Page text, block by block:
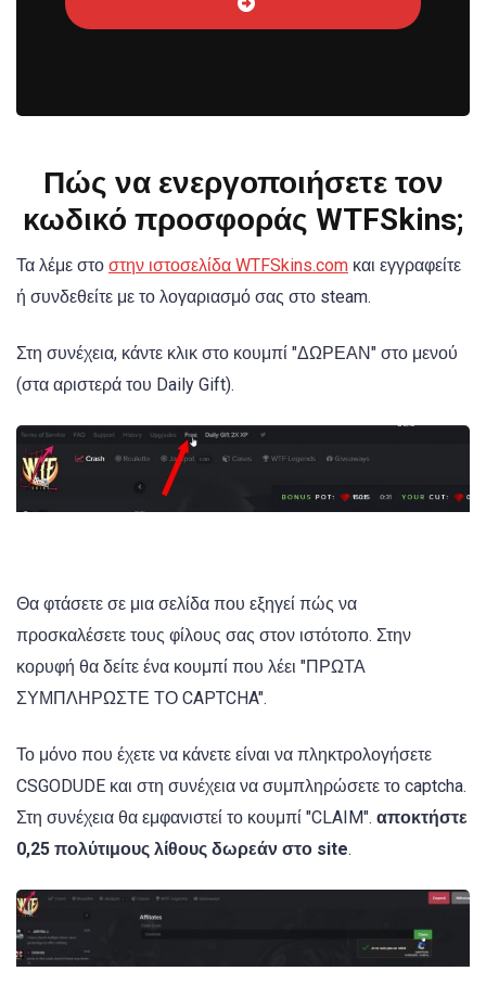
Πώς να ενεργοποιήσετε τον
κωδικό προσφοράς WTFSkins;
Τα λέμε στο στην ιστοσελίδα WTFSkins.com και εγγραφείτε
ή συνδεθείτε με το λογαριασμό σας στο steam.
Στη συνέχεια, κάντε κλικ στο κουμπί "ΔΩΡΕΑΝ" στο μενού
(στα αριστερά του Daily Gift).
Θα φτάσετε σε μια σελίδα που εξηγεί πώς να
προσκαλέσετε τους φίλους σας στον ιστότοπο. Στην
κορυφή θα δείτε ένα κουμπί που λέει "ΠΡΩΤΑ
ΣΥΜΠΛΗΡΩΣΤΕ ΤΟ CAPTCHA".
Το μόνο που έχετε να κάνετε είναι να πληκτρολογήσετε
CSGODUDE και στη συνέχεια να συμπληρώσετε το captcha.
Στη συνέχεια θα εμφανιστεί το κουμπί "CLAIM". αποκτήστε
0,25 πολύτιμους λίθους δωρεάν στο site.